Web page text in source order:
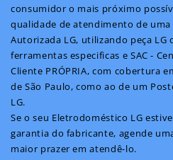
consumidor o mais próximo
qualidade de atendimento de uma
Autorizada LG, utilizando peça LG
ferramentas especificas e SAC -
Cliente PRÓPRIA, com cobertura
de São Paulo, como ao de um
LG.
Se o seu Eletrodoméstico LG
garantia do fabricante, agende
maior prazer em atendê-lo.